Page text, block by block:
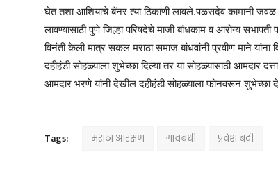
घेत तशा आशियाचे बॅनर त्या ठिकाणी लावले.पळसदेव कामानी जवळ
लावण्यासाठी पुणे जिल्हा परिषदेचे माजी बांधकाम व आरोग्य
विनंती केली मात्र सकल मराठा समाज बांधवांनी प्रवीण माने यांना
दहीहंडी सोहळ्याला शुभेच्छा दिल्या तर या सोहळ्यासाठी आमदार
आमदार भरणे यांनी देखील दहीहंडी सोहळ्याला फोनवरून
Tags: मराठा आरक्षण गावबंधी प्रवेश बंदी